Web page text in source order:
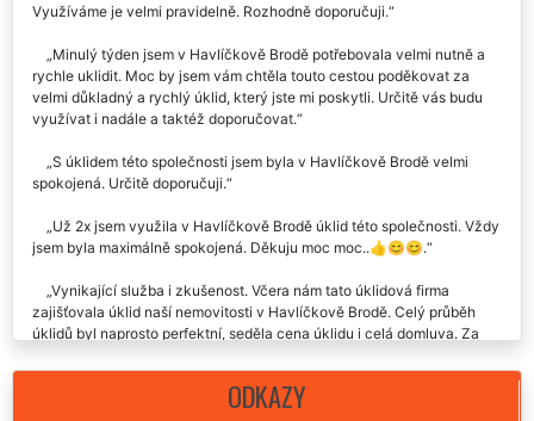
Využíváme je velmi pravidelně. Rozhodně doporučuji.
Minulý týden jsem v Havlíčkově Brodě potřebovala velmi nutně a
rychle uklidit. Moc by jsem vám chtěla touto cestou poděkovat za
velmi důkladný a rychlý úklid, který jste mi poskytli. Určitě vás budu
využívat i nadále a taktéž doporučovat.
S úklidem této společnosti jsem byla v Havlíčkově Brodě velmi
spokojená. Určitě doporučuji.
Už 2x jsem využila v Havlíčkově Brodě úklid této společnosti. Vždy
jsem byla maximálně spokojená. Děkuju moc moc..👍😊😊.
Vynikající služba i zkušenost. Včera nám tato úklidová firma
zajišťovala úklid naší nemovitosti v Havlíčkově Brodě. Celý průběh
úklidů byl naprosto perfektní, seděla cena úklidu i celá domluva. Za
Skutečně paráda. Celý úklid u nás v Havlíčkově Brodě proběhl
ODKAZY